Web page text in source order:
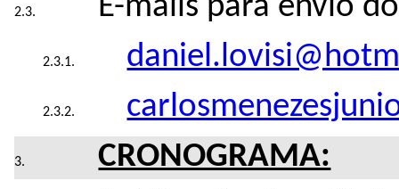
E-mails para envio
CRONOGRAMA: